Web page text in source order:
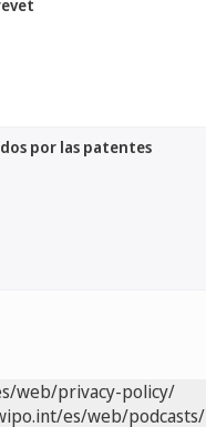
por las patentes
web/privacy-policy/
es/web/podcasts/